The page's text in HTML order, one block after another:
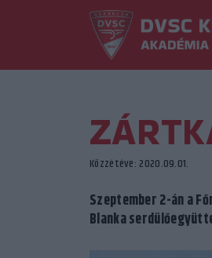
Közzétéve: 2020.09.01.
Szeptember 2-án a
Blanka